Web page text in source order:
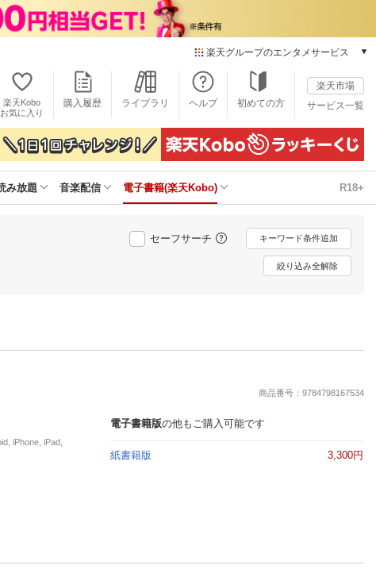
楽天グループのエンタメサービス
本/ゲーム/CD/DVD
楽天ブックス
電子書籍
楽天Kobo
雑誌読み放題
楽天ミュージック
動画配信
楽天TV
動画配信ガイド
推し楽
楽天Kobo
お気に入り
購入履歴 ライブラリ ヘルプ 初めての方
楽天市場
サービス一覧
み放題 音楽配信 電子書籍(楽天Kobo) R18+
セーフサーチ キーワード条件追加
絞り込み全解除
商品番号：9784798167534
iPhone, iPad,
電子書籍版の他もご購入可能です
紙書籍版 3,300円